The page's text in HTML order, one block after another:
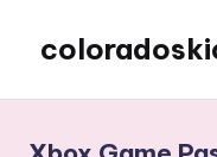
content